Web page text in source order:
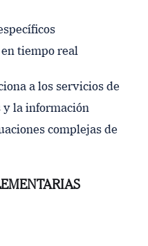
tiempo real
a los servicios de
y la información
complejas de